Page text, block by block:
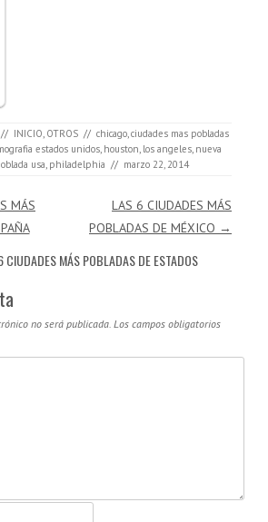
// INICIO, OTROS // chicago,ciudades mas pobladas
estados unidos, houston, los angeles, nueva
usa, philadelphia // marzo 22, 2014
MÁS
LAS 6 CIUDADES MÁS
POBLADAS DE MÉXICO →
CIUDADES MÁS POBLADAS DE ESTADOS
no será publicada. Los campos obligatorios